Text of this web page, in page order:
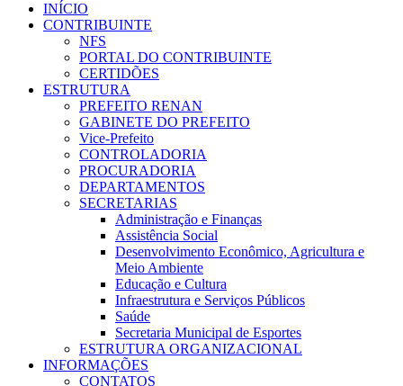
INÍCIO
CONTRIBUINTE
NFS
PORTAL DO CONTRIBUINTE
CERTIDÕES
ESTRUTURA
PREFEITO RENAN
GABINETE DO PREFEITO
Vice-Prefeito
CONTROLADORIA
PROCURADORIA
DEPARTAMENTOS
SECRETARIAS
Administração e Finanças
Assistência Social
Desenvolvimento Econômico, Agricultura e
Meio Ambiente
Educação e Cultura
Infraestrutura e Serviços Públicos
Saúde
Secretaria Municipal de Esportes
ESTRUTURA ORGANIZACIONAL
INFORMAÇÕES
CONTATOS